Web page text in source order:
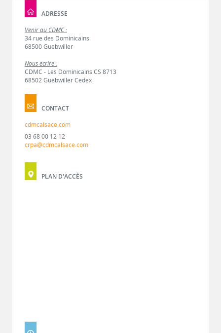
ADRESSE
Venir au CDMC :
34 rue des Dominicains
68500 Guebwiller
Nous écrire :
CDMC - Les Dominicains CS 8713
68502 Guebwiller Cedex
CONTACT
cdmcalsace.com
03 68 00 12 12
crpa@cdmcalsace.com
PLAN D'ACCÈS